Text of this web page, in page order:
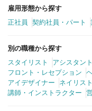
雇用形態から探す
正社員
契約社員・パート
別の職種から探す
スタイリスト
アシスタント
フロント・レセプション
アイデザイナー
ネイリスト
講師・インストラクター